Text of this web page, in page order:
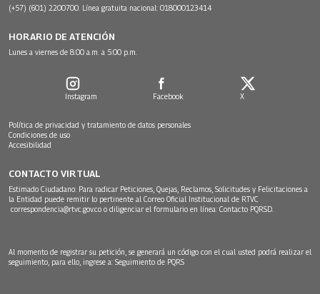
(+57) (601) 2200700. Línea gratuita nacional: 018000123414
HORARIO DE ATENCIÓN
Lunes a viernes de 8:00 a.m. a 5:00 p.m.
Instagram Facebook X
Política de privacidad y tratamiento de datos personales
Condiciones de uso
Accesibilidad
CONTACTO VIRTUAL
Estimado Ciudadano: Para radicar Peticiones, Quejas, Reclamos, Solicitudes y Felicitaciones a
la Entidad puede remitir lo pertinente al Correo Oficial Institucional de RTVC
correspondencia@rtvc.gov.co o diligenciar el formulario en línea: Contacto PQRSD.
Al momento de registrar su petición, se generará un código con el cual usted podrá realizar el
seguimiento, para ello, ingrese a: Seguimiento de PQRS